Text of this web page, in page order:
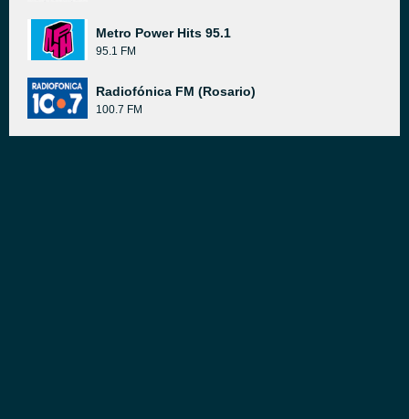
Metro Power Hits 95.1
95.1 FM
Radiofónica FM (Rosario)
100.7 FM